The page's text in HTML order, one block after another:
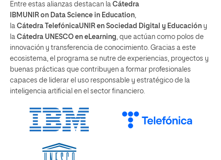
Entre estas alianzas destacan la Cátedra
IBMUNIR on Data Science in Education,
la Cátedra TelefónicaUNIR en Sociedad Digital y Educación y
la Cátedra UNESCO en eLearning, que actúan como polos de
innovación y transferencia de conocimiento. Gracias a este
ecosistema, el programa se nutre de experiencias, proyectos y
buenas prácticas que contribuyen a formar profesionales
capaces de liderar el uso responsable y estratégico de la
inteligencia artificial en el sector financiero.